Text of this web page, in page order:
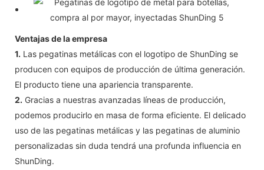
Ventajas de la empresa
1. Las pegatinas metálicas con el logotipo de ShunDing se
producen con equipos de producción de última generación.
El producto tiene una apariencia transparente.
2. Gracias a nuestras avanzadas líneas de producción,
podemos producirlo en masa de forma eficiente. El delicado
uso de las pegatinas metálicas y las pegatinas de aluminio
personalizadas sin duda tendrá una profunda influencia en
ShunDing.